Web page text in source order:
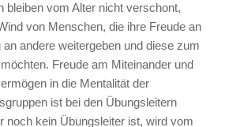
bleiben vom Alter nicht verschont,
von Menschen, die ihre Freude an
andere weitergeben und diese zum
Freude am Miteinander und
in die Mentalität der
ist bei den Übungsleitern
noch kein Übungsleiter ist, wird vom